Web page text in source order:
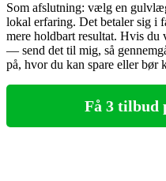
Som afslutning: vælg en
lokal erfaring. Det betaler sig i
mere holdbart resultat. Hvis
— send det til mig, så
på, hvor du kan spare eller bør
Få 3 tilbud